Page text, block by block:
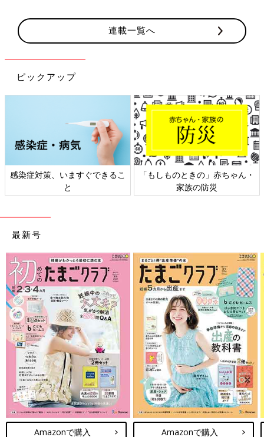
連載一覧へ
ピックアップ
日本外来小児科学会リーフレッ
ト検討会
六星占術 細木かおりさんの人生
相談
最新号
Amazonで購入 Amazonで購入